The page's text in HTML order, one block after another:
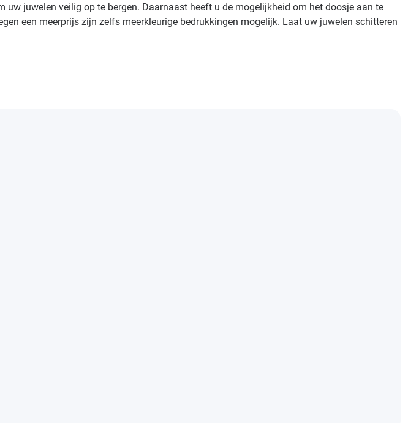
juwelen veilig op te bergen. Daarnaast heeft u de mogelijkheid om het doosje aan te
een meerprijs zijn zelfs meerkleurige bedrukkingen mogelijk. Laat uw juwelen schitteren